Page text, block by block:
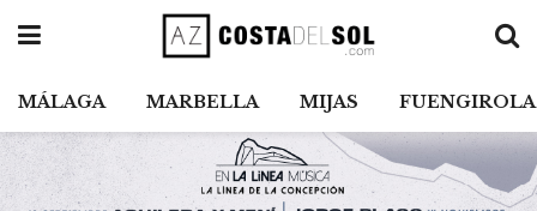
MÁLAGA MARBELLA MIJAS FUENGIROLA